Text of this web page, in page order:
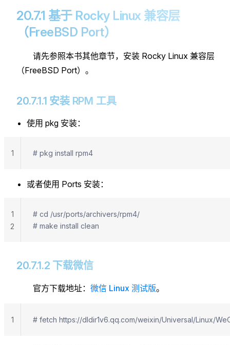
20.7.1 基于 Rocky Linux 兼容层
（FreeBSD Port）
请先参照本书其他章节，安装 Rocky Linux 兼容层
（FreeBSD Port）。
20.7.1.1 安装 RPM 工具
使用 pkg 安装：
# pkg install rpm4
1
或者使用 Ports 安装：
# cd /usr/ports/archivers/rpm4/
# make install clean
1
2
20.7.1.2 下载微信
官方下载地址： 微信 Linux 测试版。
# fetch https://dldir1v6.qq.com/weixin/Universal/Linux/
1